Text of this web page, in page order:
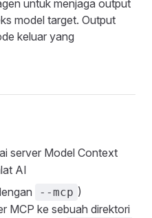
untuk menjaga output
model target. Output
keluar yang
server Model Context
AI
--mcp )
MCP ke sebuah direktori